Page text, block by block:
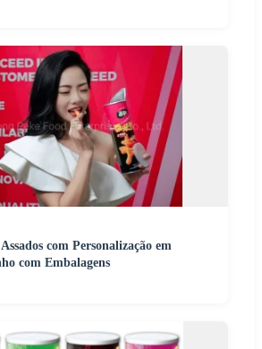
com Personalização em
com Embalagens